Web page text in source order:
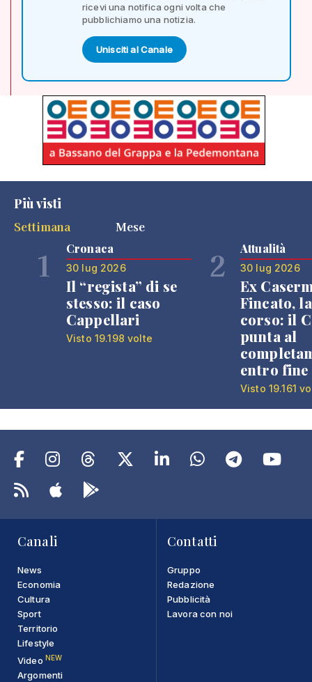
ricevi una notifica ogni volta che
pubblichiamo una notizia.
Unisciti al Canale
Più visti
Settimana
Mese
1 Cronaca
30 lug 2026
Il “regista” di se
stesso: il caso
Cappellari
Visto 19.198 volte
2 Attualità
30 lug 2026
Ex
Fincato,
corso: il
punta al
entro fine
Visto 19.161
Canali
News
Economia
Cultura
Sport
Territorio
Lifestyle
Video NEW
Argomenti
Contatti
Gruppo
Redazione
Pubblicità
Lavora con noi